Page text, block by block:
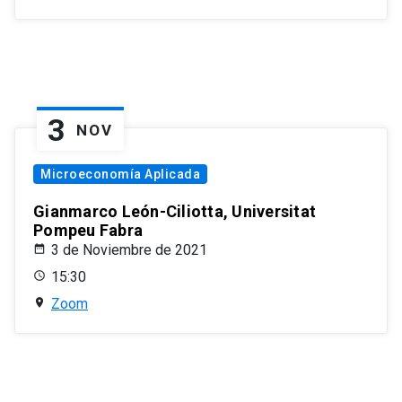
3 NOV
Microeconomía Aplicada
Gianmarco León-Ciliotta, Universitat
Pompeu Fabra
3 de Noviembre de 2021
15:30
Zoom